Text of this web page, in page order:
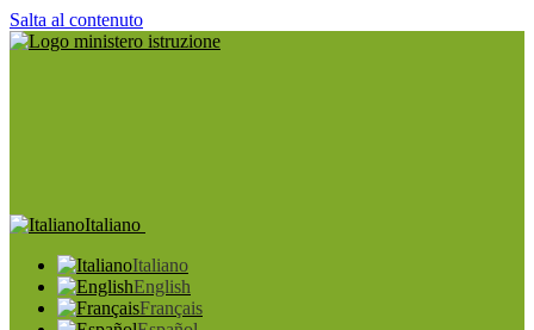
Salta al contenuto
Italiano
Italiano
English
Français